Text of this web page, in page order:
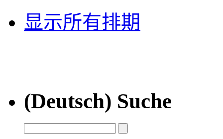
显示所有排期
(Deutsch) Suche